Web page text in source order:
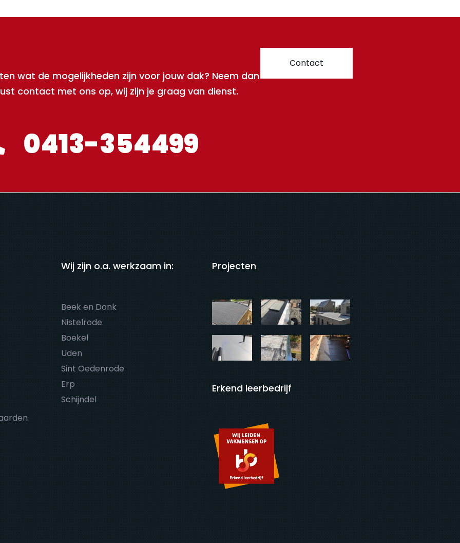
wat de mogelijkheden zijn voor jouw dak? Neem dan
contact met ons op, wij zijn je graag van dienst.
0413-354499
Contact
Wij zijn o.a. werkzaam in:
Beek en Donk
Nistelrode
Boekel
Uden
Sint Oedenrode
Erp
Schijndel
Projecten
Erkend leerbedrijf